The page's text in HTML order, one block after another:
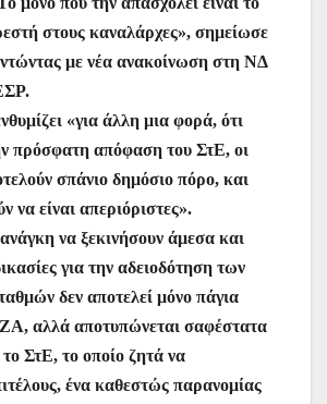
στους καναλάρχες», σημείωσε
με νέα ανακοίνωση στη ΝΔ
«για άλλη μια φορά, ότι
πρόσφατη απόφαση του ΣτΕ, οι
σπάνιο δημόσιο πόρο, και
να είναι απεριόριστες».
να ξεκινήσουν άμεσα και
για την αδειοδότηση των
δεν αποτελεί μόνο πάγια
αλλά αποτυπώνεται σαφέστατα
το ΣτΕ, το οποίο ζητά να
ένα καθεστώς παρανομίας